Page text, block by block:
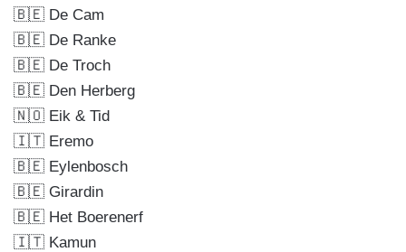
🇧🇪 De Cam
🇧🇪 De Ranke
🇧🇪 De Troch
🇧🇪 Den Herberg
🇳🇴 Eik & Tid
🇮🇹 Eremo
🇧🇪 Eylenbosch
🇧🇪 Girardin
🇧🇪 Het Boerenerf
🇮🇹 Kamun